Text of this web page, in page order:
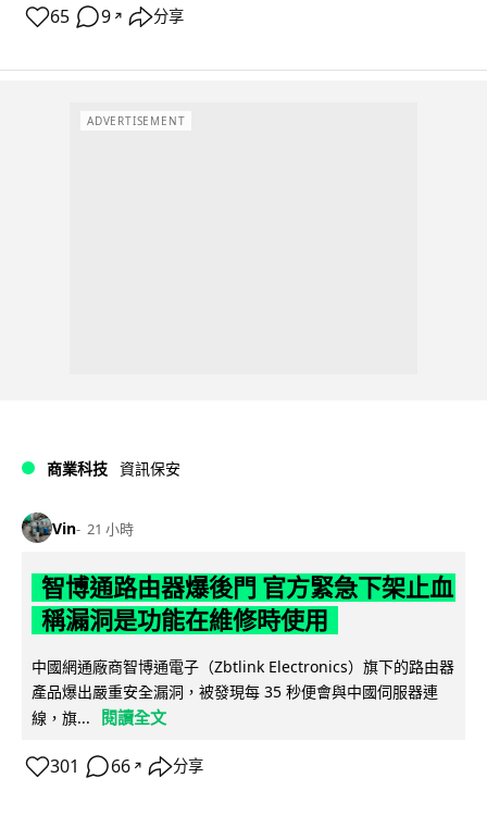
65 9 ↗ 分享
ADVERTISEMENT
商業科技 資訊保安
Vin 21 小時
智博通路由器爆後門 官方緊急下架止血
稱漏洞是功能在維修時使用
中國網通廠商智博通電子（Zbtlink Electronics）旗下的路由器
產品爆出嚴重安全漏洞，被發現每 35 秒便會與中國伺服器連
線，旗...
閱讀全文
301 66 ↗ 分享